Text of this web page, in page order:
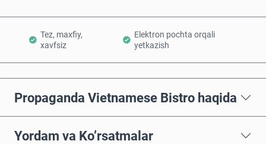
Tez, maxfiy,
xavfsiz
Elektron pochta orqali
yetkazish
Propaganda Vietnamese Bistro haqida
Yordam va Ko’rsatmalar